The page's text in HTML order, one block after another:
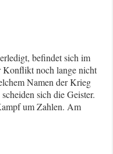
befindet sich im
noch lange nicht
Namen der Krieg
sich die Geister.
um Zahlen. Am